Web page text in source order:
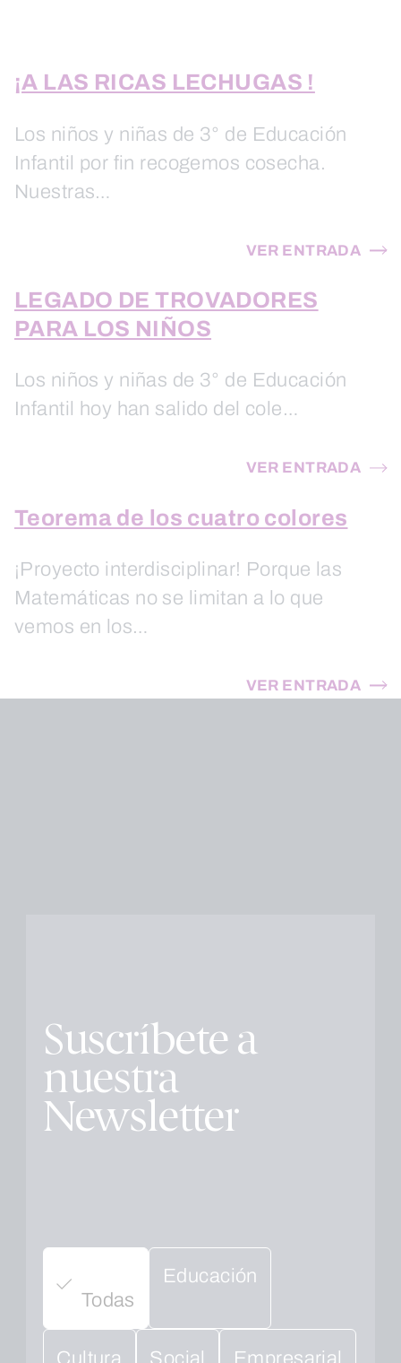
¡A LAS RICAS LECHUGAS !
Los niños y niñas de 3° de Educación
Infantil por fin recogemos cosecha.
Nuestras…
VER ENTRADA
LEGADO DE TROVADORES
PARA LOS NIÑOS
Los niños y niñas de 3° de Educación
Infantil hoy han salido del cole…
VER ENTRADA
Teorema de los cuatro colores
¡Proyecto interdisciplinar! Porque las
Matemáticas no se limitan a lo que
vemos en los…
VER ENTRADA
Suscríbete a
nuestra
Newsletter
Todas
Educación
Cultura Social Empresarial